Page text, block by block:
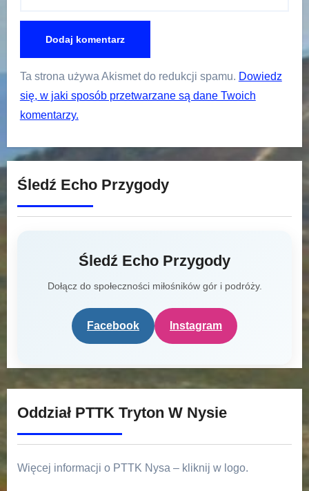
Ta strona używa Akismet do redukcji spamu. Dowiedz
się, w jaki sposób przetwarzane są dane Twoich
komentarzy.
Śledź Echo Przygody
Śledź Echo Przygody
Dołącz do społeczności miłośników gór i podróży.
Facebook Instagram
Oddział PTTK Tryton W Nysie
Więcej informacji o PTTK Nysa – kliknij w logo.